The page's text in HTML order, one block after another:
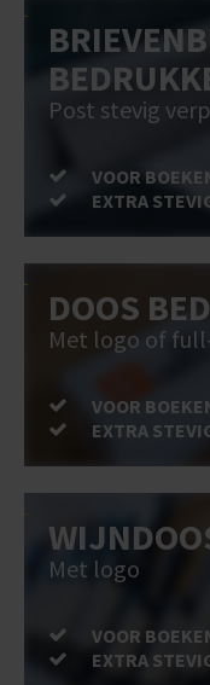
Post stevig
VOOR
EXTRA
DOOS
Met logo of
VOOR
EXTRA
Met logo
VOOR
EXTRA